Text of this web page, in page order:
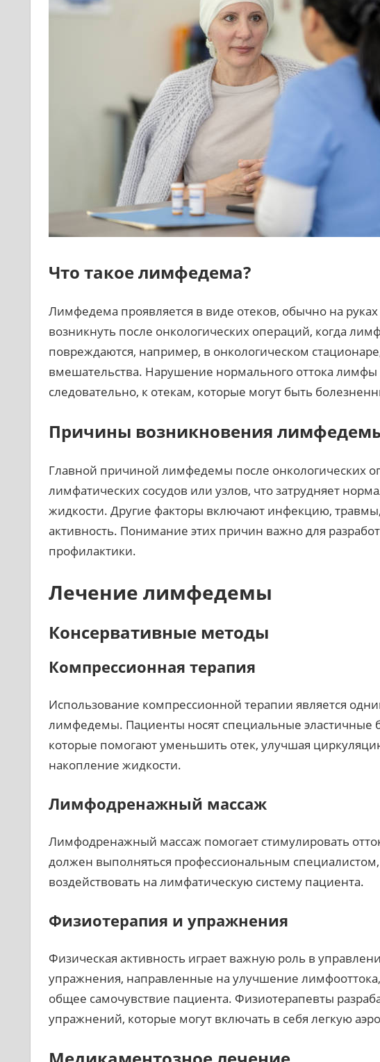
Что такое лимфедема?
Лимфедема проявляется в виде отеков, обычно на
возникнуть после онкологических операций, когда
повреждаются, например, в онкологическом
вмешательства. Нарушение нормального оттока
следовательно, к отекам, которые могут быть
Причины возникновения
Главной причиной лимфедемы после онкологических
лимфатических сосудов или узлов, что затрудняет
жидкости. Другие факторы включают инфекцию,
активность. Понимание этих причин важно для
профилактики.
Лечение лимфедемы
Консервативные методы
Компрессионная терапия
Использование компрессионной терапии является
лимфедемы. Пациенты носят специальные эластичные
которые помогают уменьшить отек, улучшая
накопление жидкости.
Лимфодренажный массаж
Лимфодренажный массаж помогает стимулировать
должен выполняться профессиональным
воздействовать на лимфатическую систему пациента.
Физиотерапия и упражнения
Физическая активность играет важную роль в
упражнения, направленные на улучшение
общее самочувствие пациента. Физиотерапевты
упражнений, которые могут включать в себя легкую